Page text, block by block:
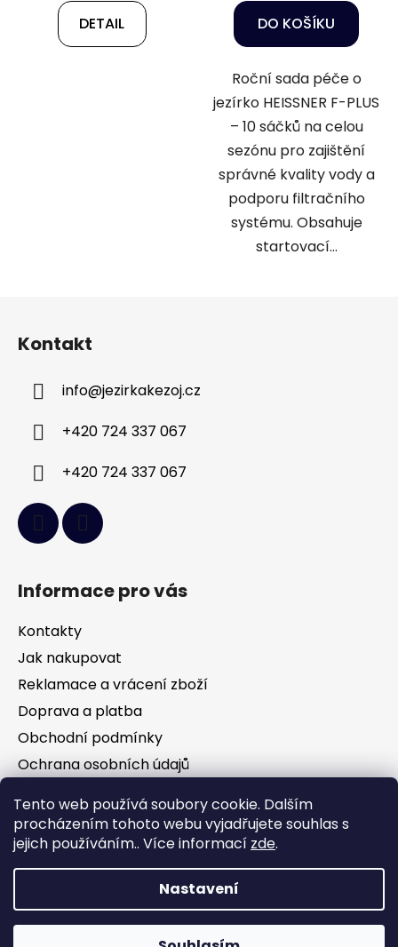
Tento web používá soubory cookie. Dalším
procházením tohoto webu vyjadřujete souhlas s
jejich používáním.. Více informací zde.
Nastavení
DETAIL DO KOŠÍKU
Roční sada péče o
jezírko HEISSNER F-PLUS
– 10 sáčků na celou
sezónu pro zajištění
správné kvality vody a
podporu filtračního
systému. Obsahuje
startovací...
Kontakt
info@jezirkakezoj.cz
+420 724 337 067
+420 724 337 067
Informace pro vás
Kontakty
Jak nakupovat
Reklamace a vrácení zboží
Doprava a platba
Obchodní podmínky
Ochrana osobních údajů
Facebook
Vytvořil Shoptet